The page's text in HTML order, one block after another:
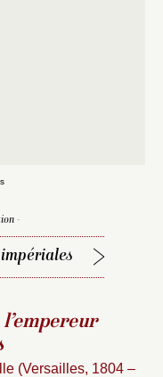
-
impériales
l’empereur
(Versailles, 1804 –